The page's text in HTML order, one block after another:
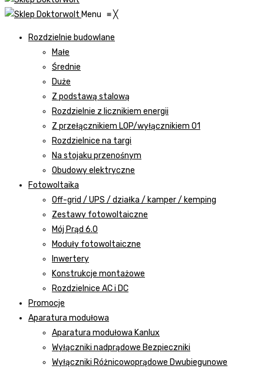
Menu ≡╳
Rozdzielnie budowlane
Małe
Średnie
Duże
Z podstawą stalową
Rozdzielnie z licznikiem energii
Z przełącznikiem LOP/wyłącznikiem 01
Rozdzielnice na targi
Na stojaku przenośnym
Obudowy elektryczne
Fotowoltaika
Off-grid / UPS / działka / kamper / kemping
Zestawy fotowoltaiczne
Mój Prąd 6.0
Moduły fotowoltaiczne
Inwertery
Konstrukcje montażowe
Rozdzielnice AC i DC
Promocje
Aparatura modułowa
Aparatura modułowa Kanlux
Wyłączniki nadprądowe Bezpieczniki
Wyłączniki Różnicowoprądowe Dwubiegunowe